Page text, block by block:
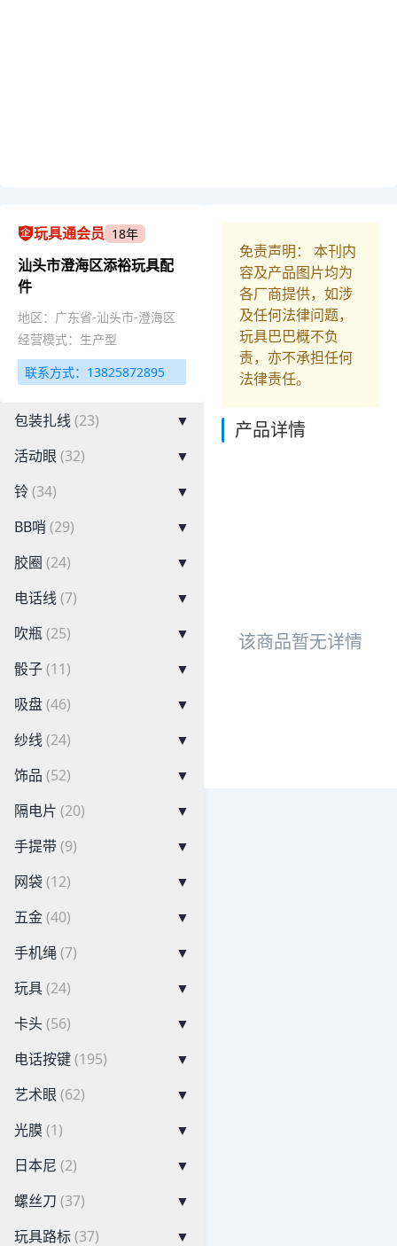
玩具通会员 18年
汕头市澄海区添裕玩具配
件
地区：广东省-汕头市-澄海区
经营模式：生产型
联系方式：13825872895
包装扎线(23)
▼
活动眼 (32)
▼
铃(34)
▼
BB哨 (29)
▼
胶圈 (24)
▼
电话线(7)
▼
吹瓶(25)
▼
骰子(11)
▼
吸盘(46)
▼
纱线(24)
▼
饰品 (52)
▼
隔电片 (20)
▼
手提带(9)
▼
网袋(12)
▼
五金(40)
▼
手机绳(7)
▼
玩具(24)
▼
卡头(56)
▼
电话按键(195)
▼
艺术眼 (62)
▼
光膜(1)
▼
日本尼 (2)
▼
螺丝刀 (37)
▼
玩具路标(37) ▼
免责声明： 本刊内
容及产品图片均为
各厂商提供，如涉
及任何法律问题，
玩具巴巴概不负
责，亦不承担任何
法律责任。
产品详情
该商品暂无详情